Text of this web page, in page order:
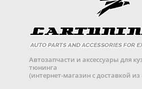
Автозапчасти и аксессуары для
тюнинга
(интернет-магазин с доставкой